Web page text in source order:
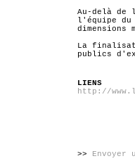
Au-delà de
l'équipe du
La
publics
LIENS
http://
>> Envoyer